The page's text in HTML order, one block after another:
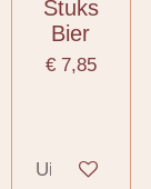
Stuks
Bier
€ 7,85
Uitverkocht